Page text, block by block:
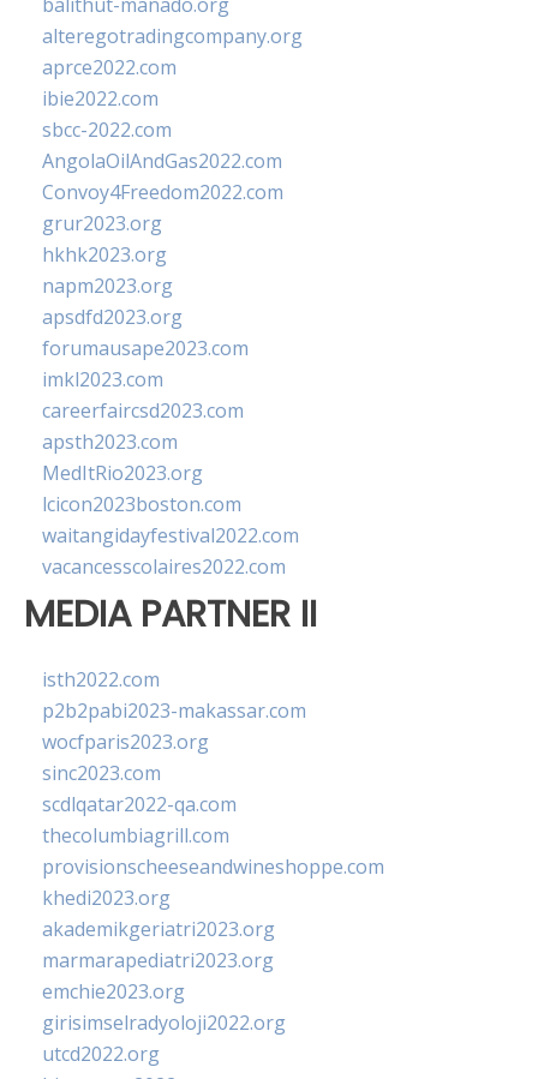
alteregotradingcompany.org
aprce2022.com
ibie2022.com
sbcc-2022.com
AngolaOilAndGas2022.com
Convoy4Freedom2022.com
grur2023.org
hkhk2023.org
napm2023.org
apsdfd2023.org
forumausape2023.com
imkl2023.com
careerfaircsd2023.com
apsth2023.com
MedItRio2023.org
lcicon2023boston.com
waitangidayfestival2022.com
vacancesscolaires2022.com
MEDIA PARTNER II
isth2022.com
p2b2pabi2023-makassar.com
wocfparis2023.org
sinc2023.com
scdlqatar2022-qa.com
thecolumbiagrill.com
provisionscheeseandwineshoppe.com
khedi2023.org
akademikgeriatri2023.org
marmarapediatri2023.org
emchie2023.org
girisimselradyoloji2022.org
utcd2022.org